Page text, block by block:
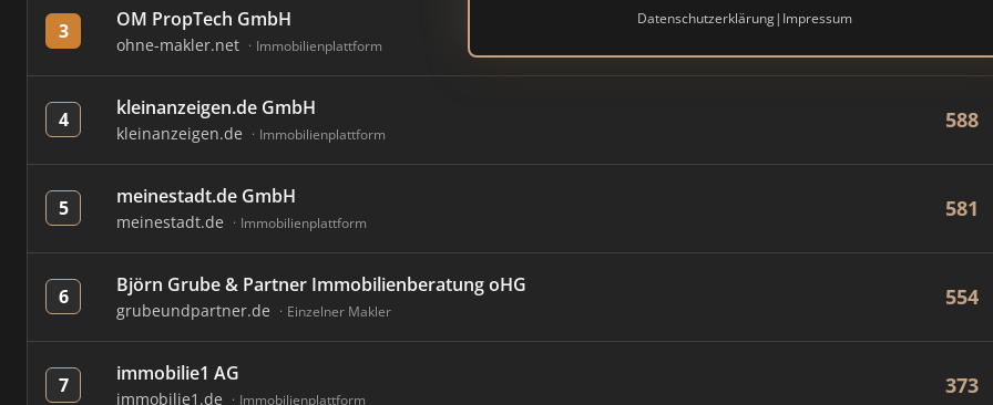
Datenschutzerklärung| Impressum
3 OM PropTech GmbH
ohne-makler.net Immobilienplattform
4 kleinanzeigen.de GmbH
kleinanzeigen.de Immobilienplattform
588
5 meinestadt.de GmbH
meinestadt.de Immobilienplattform
581
6 Björn Grube & Partner Immobilienberatung oHG
grubeundpartner.de Einzelner Makler
554
7 immobilie1 AG
immobilie1.de Immobilienplattform
373